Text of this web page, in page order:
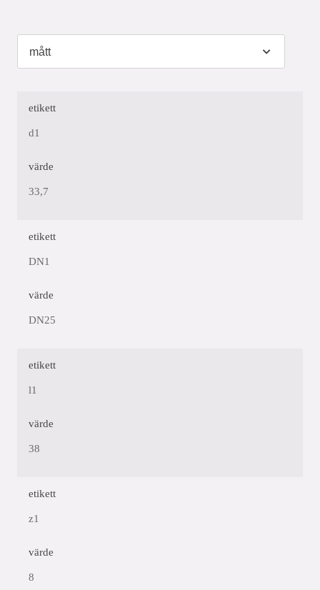
etikett
d1
värde
33,7
etikett
DN1
värde
DN25
etikett
l1
värde
38
etikett
z1
värde
8